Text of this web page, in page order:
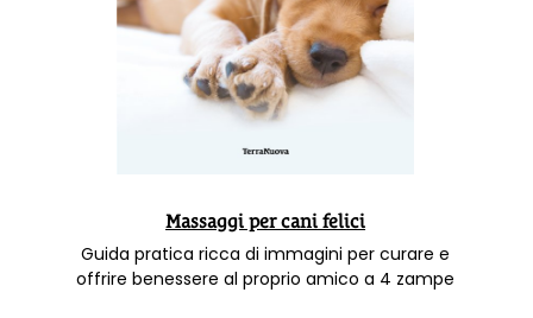
Massaggi per cani felici
Guida pratica ricca di immagini per curare e
offrire benessere al proprio amico a 4 zampe